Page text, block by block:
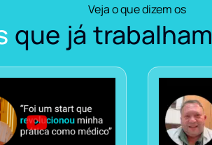
Veja o que dizem os
que já